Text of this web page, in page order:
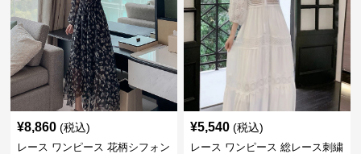
¥8,860 (税込)
レース ワンピース 花柄シフォン
¥5,540 (税込)
レース ワンピース 総レース刺繍